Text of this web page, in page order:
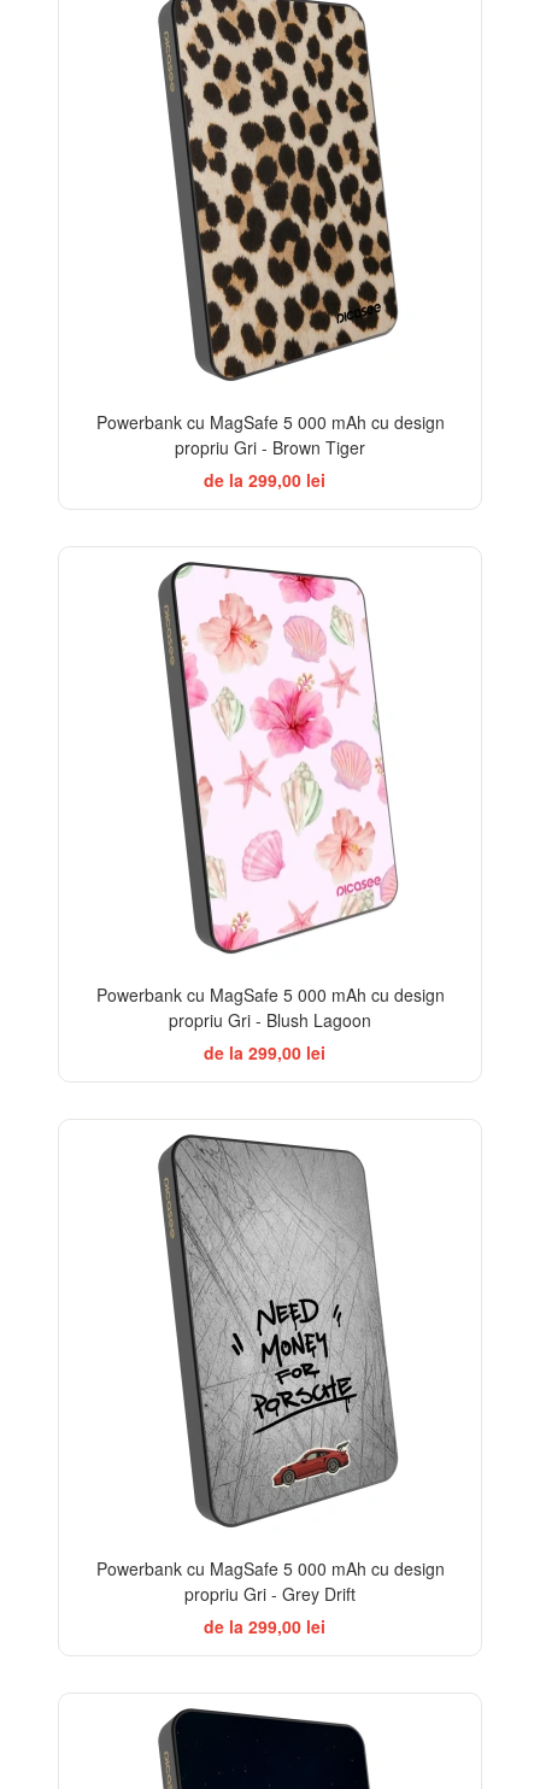
Powerbank cu MagSafe 5 000 mAh cu design
propriu Gri - Brown Tiger
de la 299,00 lei
Powerbank cu MagSafe 5 000 mAh cu design
propriu Gri - Blush Lagoon
de la 299,00 lei
Powerbank cu MagSafe 5 000 mAh cu design
propriu Gri - Grey Drift
de la 299,00 lei